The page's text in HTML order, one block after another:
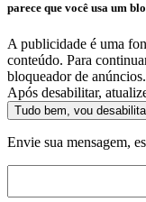
parece que você usa um
A publicidade é uma
conteúdo. Para
bloqueador de anúncios.
Após desabilitar,
Tudo bem, vou
Envie sua mensagem,